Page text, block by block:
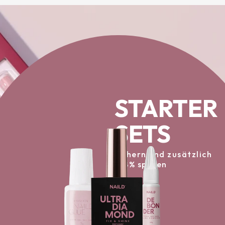
STARTER
SETS
sichern und zusätzlich
-38% sparen